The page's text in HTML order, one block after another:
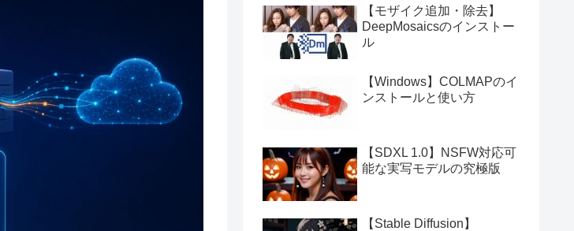
【モザイク追加・除去】
DeepMosaicsのインストー
ル
【Windows】COLMAPのイ
ンストールと使い方
【SDXL 1.0】NSFW対応可
能な実写モデルの究極版
【Stable Diffusion】